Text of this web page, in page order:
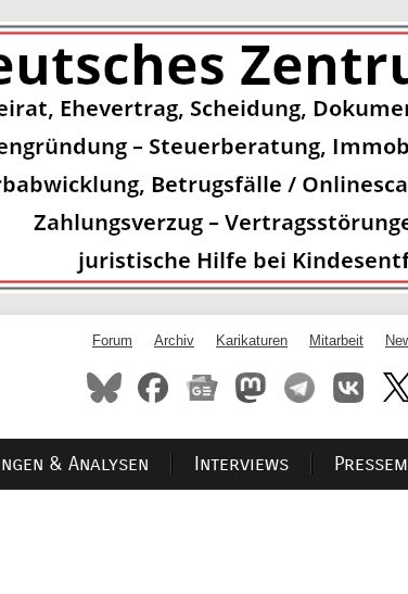
Forum Archiv Karikaturen Mitarbeit
& Analysen Interviews